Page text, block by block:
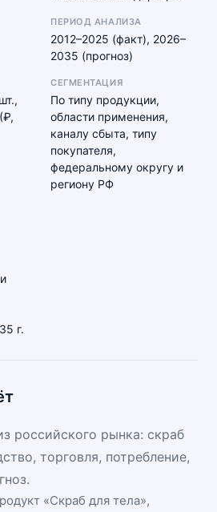
ПЕРИОД АНАЛИЗА
2012–2025 (факт), 2026–
2035 (прогноз)
СЕГМЕНТАЦИЯ
По типу продукции,
области применения,
каналу сбыта, типу
покупателя,
федеральному округу и
региону РФ
г.
российского рынка: скраб
торговля, потребление,
«Скраб для тела»,